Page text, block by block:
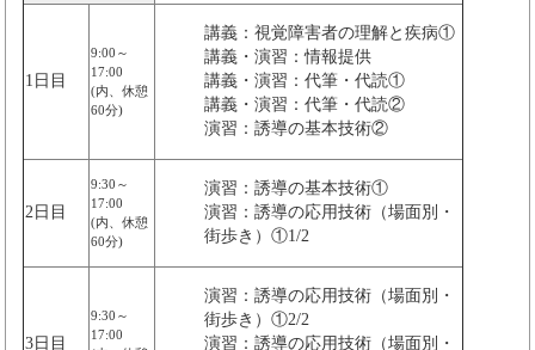
1日目
9:00～
17:00
(内、休憩
60分)
講義：視覚障害者の理解と疾病①
講義・演習：情報提供
講義・演習：代筆・代読①
講義・演習：代筆・代読②
演習：誘導の基本技術②
2日目
9:30～
17:00
(内、休憩
60分)
演習：誘導の基本技術①
演習：誘導の応用技術（場面別・
街歩き）①1/2
3日目
9:30～
17:00
演習：誘導の応用技術（場面別・
街歩き）①2/2
演習：誘導の応用技術（場面別・